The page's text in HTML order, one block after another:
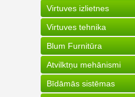
Virtuves izlietnes
Virtuves tehnika
Blum Furnitūra
Atvilktņu mehānismi
Bīdāmās sistēmas